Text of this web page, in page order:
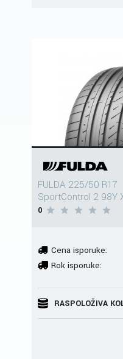
FULDA 225/50 R17
SportControl 2 98Y
0
Cena isporuke:
Rok isporuke:
RASPOLOŽIVA